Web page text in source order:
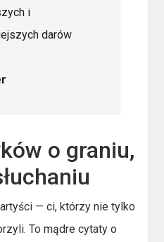
i
darów
o graniu,
— ci, którzy nie tylko
To mądre cytaty o